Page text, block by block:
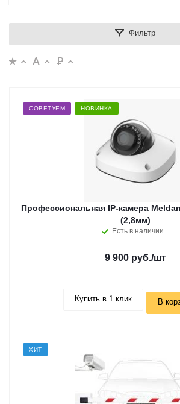
Фильтр
СОВЕТУЕМ НОВИНКА
Профессиональная IP-камера
(2,8мм)
Есть в наличии
9 900 руб./шт
Купить в 1 клик В
ХИТ